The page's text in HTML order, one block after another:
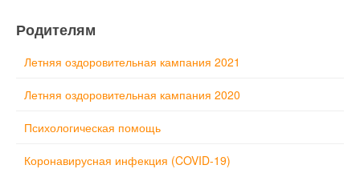
Родителям
Летняя оздоровительная кампания 2021
Летняя оздоровительная кампания 2020
Психологическая помощь
Коронавирусная инфекция (COVID-19)